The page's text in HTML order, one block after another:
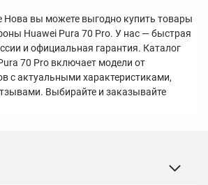
Нова вы можете выгодно купить товары
Huawei Pura 70 Pro. У нас — быстрая
и официальная гарантия. Каталог
70 Pro включает модели от
с актуальными характеристиками,
Выбирайте и заказывайте